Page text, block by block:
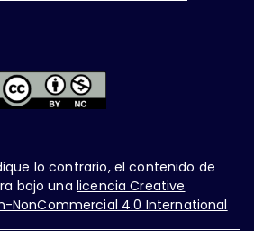
lo contrario, el contenido de
bajo una licencia Creative
NonCommercial 4.0 International